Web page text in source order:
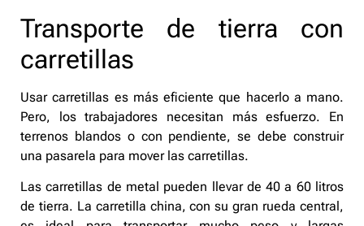
Transporte de tierra con
carretillas
Usar carretillas es más eficiente que hacerlo a mano.
Pero, los trabajadores necesitan más esfuerzo. En
terrenos blandos o con pendiente, se debe construir
una pasarela para mover las carretillas.
Las carretillas de metal pueden llevar de 40 a 60 litros
de tierra. La carretilla china, con su gran rueda central,